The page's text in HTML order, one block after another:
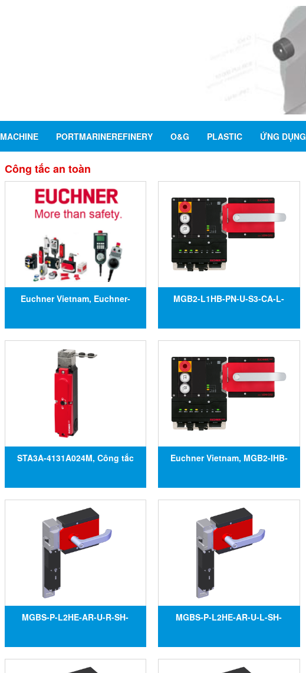
MACHINE PORTMARINEREFINERY O&G PLASTIC ỨNG DỤNG
Công tắc an toàn
Euchner Vietnam, Euchner-
Euchner, Công tắc oan toàn
Euchner, Đại lý uỷ quyền
Euchner tại Việt Nam
MGB2-L1HB-PN-U-S3-CA-L-
MGB2-L1HB-PN-U-S3-CA-L-
Nam
STA3A-4131A024M, Công tắc
lý Euchner tại Việt Nam
Euchner Vietnam, MGB2-IHB-
tắc an toàn MGB2-IHB-PN-U-S3-
KA-R-163580, Đại lý Euchner tại
Việt Nam
MGBS-P-L2HE-AR-U-R-SH-
MGBS-P-L2HE-AR-U-R-SH-
164688, Đại lý Euchner tại Việt
MGBS-P-L2HE-AR-U-L-SH-
MGBS-P-L2HE-AR-U-L-SH-
164689, Đại lý Euchner tại Việt